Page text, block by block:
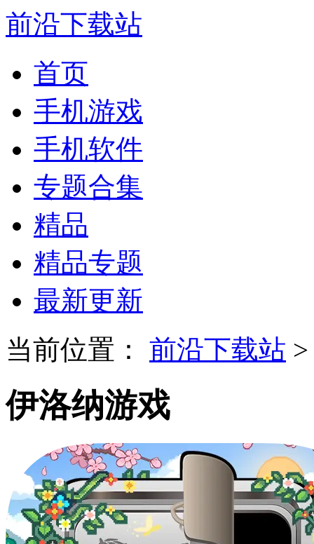
前沿下载站
首页
手机游戏
手机软件
专题合集
精品
精品专题
最新更新
当前位置：
前沿下载站
伊洛纳游戏